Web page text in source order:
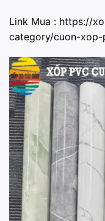
Link Mua : https://
category/cuon-